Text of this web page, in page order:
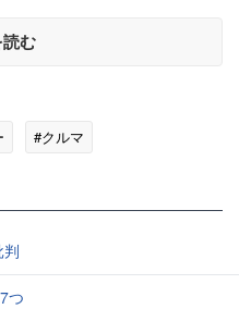
む
#クルマ
つ